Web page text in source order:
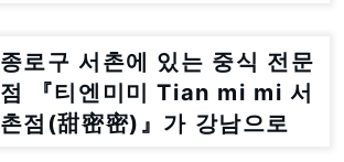
종로구 서촌에 있는 중식 전문
점 『티엔미미 Tian mi mi 서
촌점(甜密密)』가 강남으로